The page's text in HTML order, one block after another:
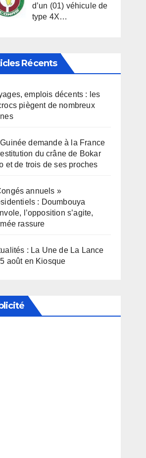
d’un (01) véhicule de
type 4X…
Récents
emplois décents : les
piègent de nombreux
Guinée demande à la France
du crâne de Bokar
et de trois de ses proches
annuels »
: Doumbouya
l’opposition s’agite,
rassure
: La Une de La Lance
août en Kiosque